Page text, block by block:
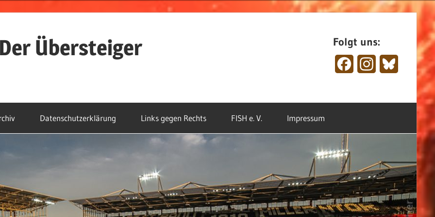
Der Übersteiger Folgt uns:
FacebookInstagramBluesky
Datenschutzerklärung Links gegen Rechts FISH e. V. Impressum